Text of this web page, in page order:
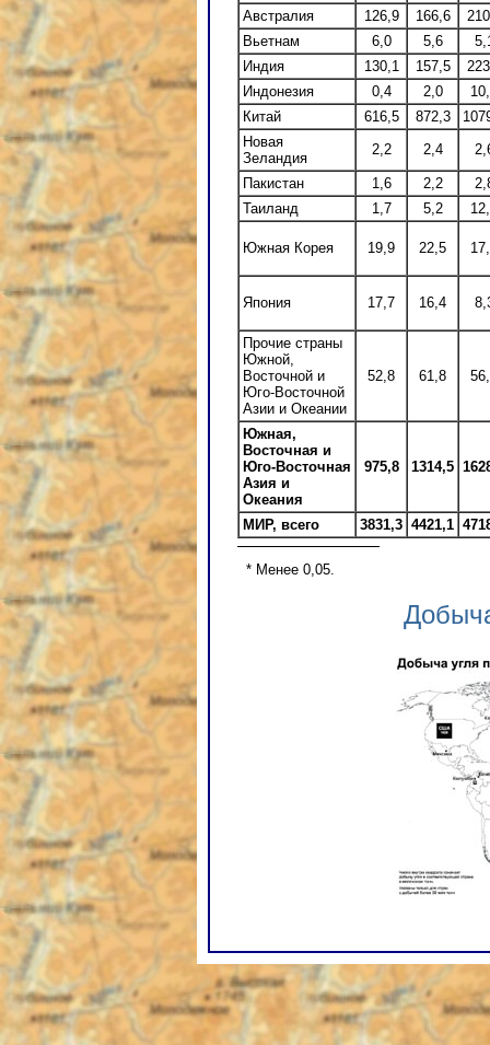
Австралия
126,9 166,6
Вьетнам
6,0 5,6
Индия
130,1 157,5
Индонезия
0,4 2,0
Китай
616,5 872,3
Новая
Зеландия
2,2 2,4
Пакистан 1,6 2,2
Таиланд
1,7 5,2
Южная Корея 19,9 22,5
Япония 17,7 16,4
Прочие страны
Южной,
Восточной и
Юго-Восточной
Азии и Океании
52,8 61,8
Южная,
Восточная и
Юго-Восточная
Азия и
Океания
975,8 1314,5
МИР, всего 3831,3 4421,1
* Менее 0,05.